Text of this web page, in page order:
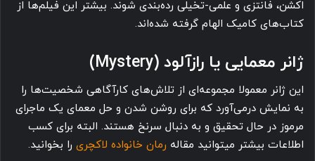
اکشن، فانتزی و علمی-تخیلی رده‌بندی شوند. بیشتر این فیلم‌ها از
کتاب‌های کامیک الهام گرفته شده‌اند.
ژانر معمایی یا رازآلود (Mystery)
این ژانر معمولا مجموعه‌ای از تلاش‌های کارآگاهی شخصیت‌ها را
به نمایش درمی‌آورد که برای روشن شدن و حل معمای یک ماجرای
مرموز در حال تحقیق و به دنبال سرنخ هستند. البته برای کسب
اطلاعات بیشتر میتوانید مقاله رمان خانواده لاکچری را بخوانید.